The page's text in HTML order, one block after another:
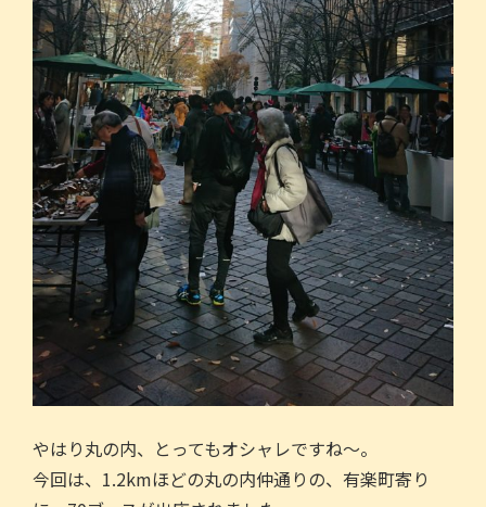
やはり丸の内、とってもオシャレですね～。
今回は、1.2kmほどの丸の内仲通りの、有楽町寄り